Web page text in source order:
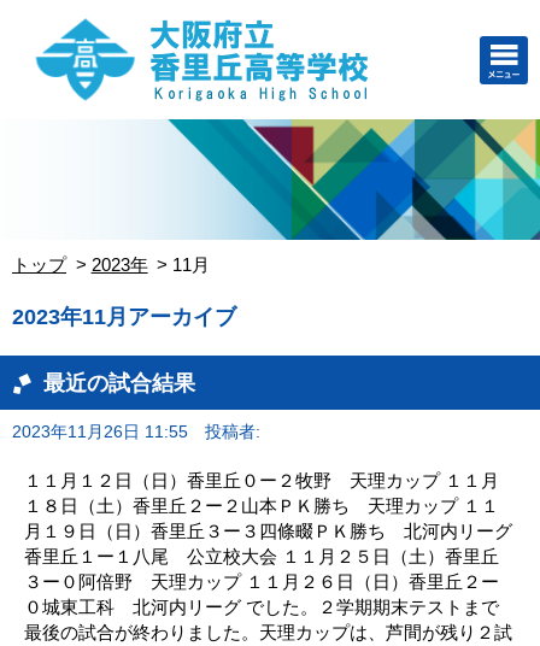
トップ 2023年 11月
2023年11月アーカイブ
最近の試合結果
2023年11月26日 11:55 投稿者:
１１月１２日（日）香里丘０ー２牧野 天理カップ １１月
１８日（土）香里丘２ー２山本ＰＫ勝ち 天理カップ １１
月１９日（日）香里丘３ー３四條畷ＰＫ勝ち 北河内リーグ
香里丘１ー１八尾 公立校大会 １１月２５日（土）香里丘
３ー０阿倍野 天理カップ １１月２６日（日）香里丘２ー
０城東工科 北河内リーグ でした。２学期期末テストまで
最後の試合が終わりました。天理カップは、芦間が残り２試